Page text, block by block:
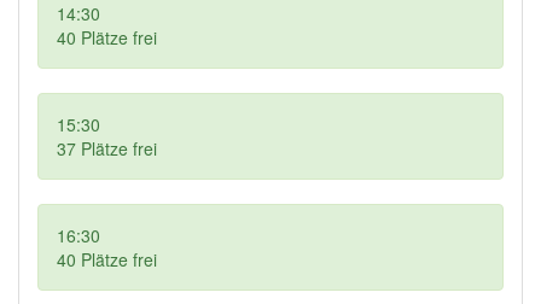
14:30
40 Plätze frei
15:30
37 Plätze frei
16:30
40 Plätze frei